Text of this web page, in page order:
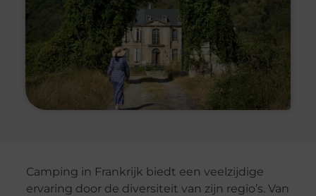
Camping in Frankrijk biedt een veelzijdige
ervaring door de diversiteit van zijn regio’s. Van